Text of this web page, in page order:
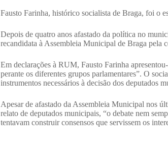
Fausto Farinha, histórico socialista de Braga, foi o
Depois de quatro anos afastado da política no
recandidata à Assembleia Municipal de Braga pela
Em declarações à RUM, Fausto Farinha
perante os diferentes grupos parlamentares”. O
instrumentos necessários à decisão dos deputados
Apesar de afastado da Assembleia Municipal nos
relato de deputados municipais, “o debate nem
tentavam construir consensos que servissem os